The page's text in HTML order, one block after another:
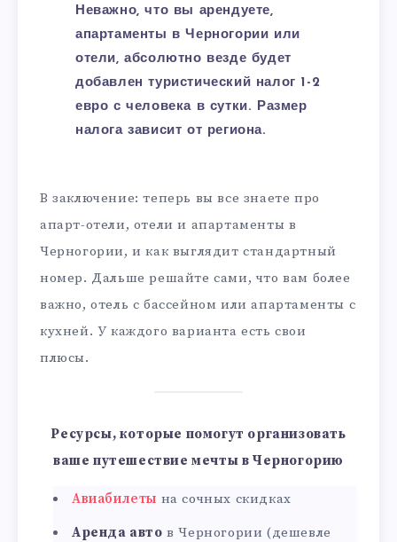
Неважно, что вы арендуете,
апартаменты в Черногории или
отели, абсолютно везде будет
добавлен туристический налог 1-2
евро с человека в сутки. Размер
налога зависит от региона.
В заключение: теперь вы все знаете про
апарт-отели, отели и апартаменты в
Черногории, и как выглядит стандартный
номер. Дальше решайте сами, что вам более
важно, отель с бассейном или апартаменты с
кухней. У каждого варианта есть свои
плюсы.
Ресурсы, которые помогут организовать
ваше путешествие мечты в Черногорию
Авиабилеты на сочных скидках
Аренда авто в Черногории (дешевле